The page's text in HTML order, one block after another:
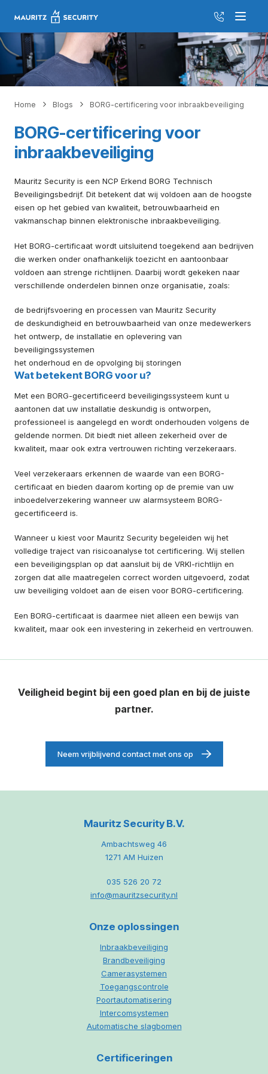
Menu
035 526
Home Blogs BORG-certificering voor inbraakbeveiliging
BORG-certificering voor
inbraakbeveiliging
Mauritz Security is een NCP Erkend BORG Technisch
Beveiligingsbedrijf. Dit betekent dat wij voldoen aan de hoogste
eisen op het gebied van kwaliteit, betrouwbaarheid en
vakmanschap binnen elektronische inbraakbeveiliging.
Het BORG-certificaat wordt uitsluitend toegekend aan bedrijven
die werken onder onafhankelijk toezicht en aantoonbaar
voldoen aan strenge richtlijnen. Daarbij wordt gekeken naar
verschillende onderdelen binnen onze organisatie, zoals:
de bedrijfsvoering en processen van Mauritz Security
de deskundigheid en betrouwbaarheid van onze medewerkers
het ontwerp, de installatie en oplevering van
beveiligingssystemen
het onderhoud en de opvolging bij storingen
Wat betekent BORG voor u?
Met een BORG-gecertificeerd beveiligingssysteem kunt u
aantonen dat uw installatie deskundig is ontworpen,
professioneel is aangelegd en wordt onderhouden volgens de
geldende normen. Dit biedt niet alleen zekerheid over de
kwaliteit, maar ook extra vertrouwen richting verzekeraars.
Veel verzekeraars erkennen de waarde van een BORG-
certificaat en bieden daarom korting op de premie van uw
inboedelverzekering wanneer uw alarmsysteem BORG-
gecertificeerd is.
Wanneer u kiest voor Mauritz Security begeleiden wij het
volledige traject van risicoanalyse tot certificering. Wij stellen
een beveiligingsplan op dat aansluit bij de VRKI-richtlijn en
zorgen dat alle maatregelen correct worden uitgevoerd, zodat
uw beveiliging voldoet aan de eisen voor BORG-certificering.
Een BORG-certificaat is daarmee niet alleen een bewijs van
kwaliteit, maar ook een investering in zekerheid en vertrouwen.
Veiligheid begint bij een goed plan en bij de juiste
partner.
Neem vrijblijvend contact met ons op
Mauritz Security B.V.
Ambachtsweg 46
1271 AM Huizen
035 526 20 72
info@mauritzsecurity.nl
Onze oplossingen
Inbraakbeveiliging
Brandbeveiliging
Camerasystemen
Toegangscontrole
Poortautomatisering
Intercomsystemen
Automatische slagbomen
Certificeringen